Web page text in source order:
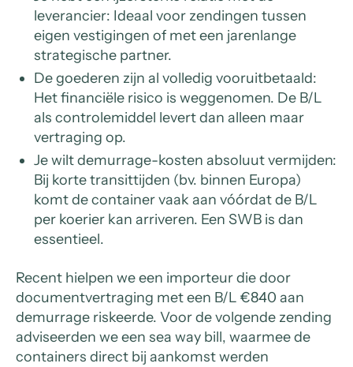
leverancier: Ideaal voor zendingen tussen
eigen vestigingen of met een jarenlange
strategische partner.
De goederen zijn al volledig vooruitbetaald:
Het financiële risico is weggenomen. De B/L
als controlemiddel levert dan alleen maar
vertraging op.
Je wilt demurrage-kosten absoluut vermijden:
Bij korte transittijden (bv. binnen Europa)
komt de container vaak aan vóórdat de B/L
per koerier kan arriveren. Een SWB is dan
essentieel.
Recent hielpen we een importeur die door
documentvertraging met een B/L €840 aan
demurrage riskeerde. Voor de volgende zending
adviseerden we een sea way bill, waarmee de
containers direct bij aankomst werden